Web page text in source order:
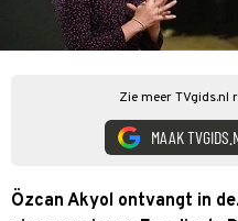
Zie meer TVgids.nl
MAAK
Özcan Akyol ontvangt in